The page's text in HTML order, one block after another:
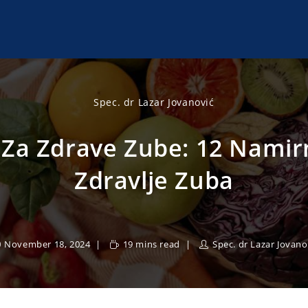
Spec. dr Lazar Jovanović
Zdrave Zube: 12
Zdravlje Zuba
November 18, 2024 19 mins read Spec. dr Lazar